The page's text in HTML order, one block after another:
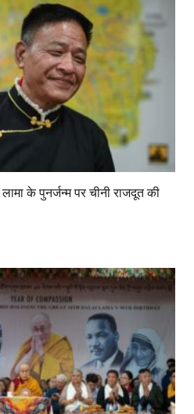
के पुनर्जन्म पर चीनी राजदूत की